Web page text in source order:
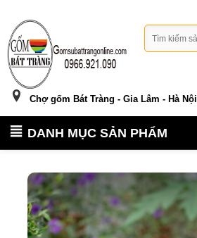
Chợ gốm Bát Tràng - Gia Lâm - Hà Nội
DANH MỤC SẢN PHẨM